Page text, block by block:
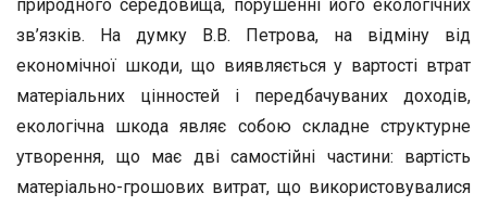
природного середовища, порушенні його екологічних
зв’язків. На думку В.В. Петрова, на відміну від
економічної шкоди, що виявляється у вартості втрат
матеріальних цінностей і передбачуваних доходів,
екологічна шкода являє собою складне структурне
утворення, що має дві самостійні частини: вартість
матеріально-грошових витрат, що використовувалися